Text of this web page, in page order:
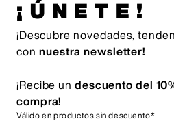
¡ÚNETE!
¡Descubre novedades,
con nuestra newsletter!
¡Recibe un descuento del
compra!
Válido en productos sin descuento*